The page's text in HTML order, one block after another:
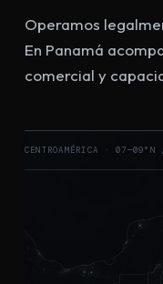
Operamos
En Panamá
comercial y